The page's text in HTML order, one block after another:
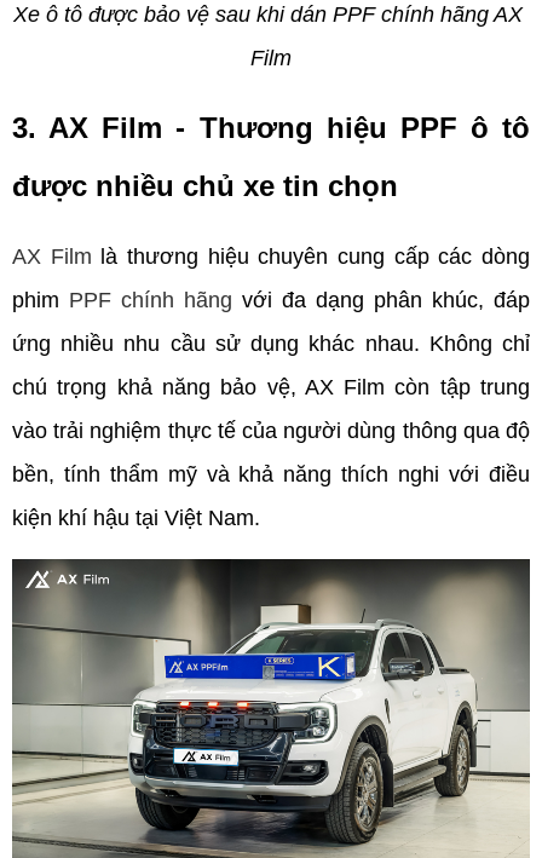
Xe ô tô được bảo vệ sau khi dán PPF chính hãng AX
Film
3. AX Film - Thương hiệu PPF ô tô
được nhiều chủ xe tin chọn
AX Film là thương hiệu chuyên cung cấp các dòng
phim PPF chính hãng với đa dạng phân khúc, đáp
ứng nhiều nhu cầu sử dụng khác nhau. Không chỉ
chú trọng khả năng bảo vệ, AX Film còn tập trung
vào trải nghiệm thực tế của người dùng thông qua độ
bền, tính thẩm mỹ và khả năng thích nghi với điều
kiện khí hậu tại Việt Nam.